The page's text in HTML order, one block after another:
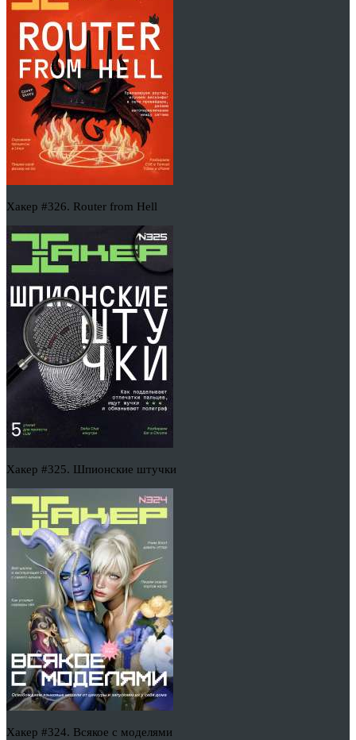
Хакер #326. Router from Hell
Хакер #325. Шпионские штучки
Хакер #324. Всякое с моделями